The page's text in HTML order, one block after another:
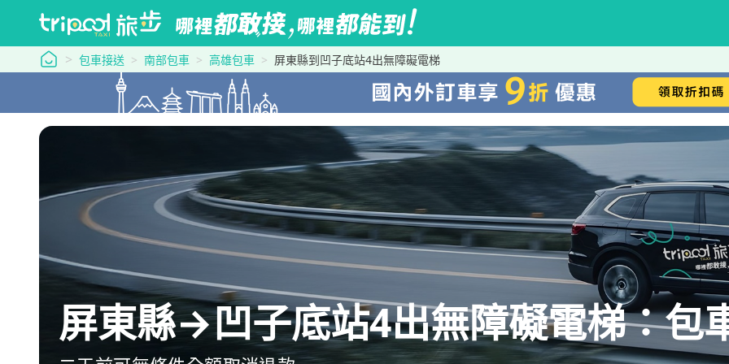
tripool 旅步
包車接送 南部包車 高雄包車 屏東縣到凹子底站4出無障礙電梯
屏東縣→凹子底站4出無障礙電梯：包